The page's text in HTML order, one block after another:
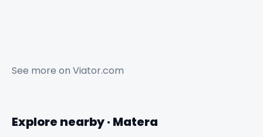
See more on Viator.com
Explore nearby · Matera